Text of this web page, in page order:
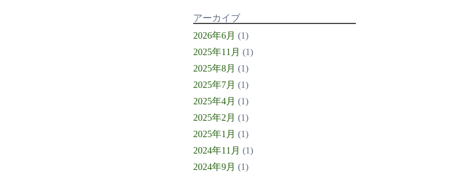
アーカイブ
2026年6月 (1)
2025年11月 (1)
2025年8月 (1)
2025年7月 (1)
2025年4月 (1)
2025年2月 (1)
2025年1月 (1)
2024年11月 (1)
2024年9月 (1)